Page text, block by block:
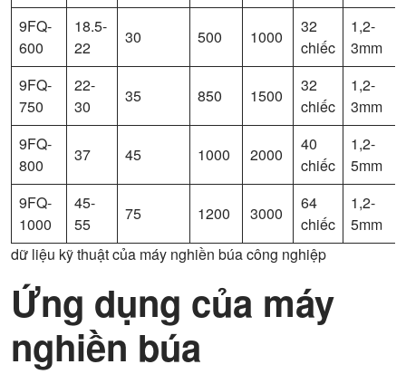
9FQ-
600
18.5-
22
30 500 1000
32
chiếc
1,2-
3mm
9FQ-
750
22-
30
35 850 1500
32
chiếc
1,2-
3mm
9FQ-
800
37 45 1000 2000
40
chiếc
1,2-
5mm
9FQ-
1000
45-
55
75 1200 3000
64
chiếc
1,2-
5mm
dữ liệu kỹ thuật của máy nghiền búa công nghiệp
Ứng dụng của máy
nghiền búa